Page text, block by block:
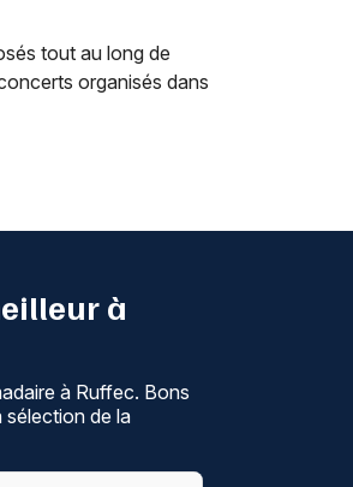
tout au long de
organisés dans
à
à Ruffec. Bons
sélection de la